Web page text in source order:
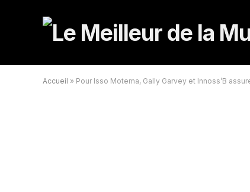
Accueil » Pour Isso Motema, Gally Garvey et Innoss’B